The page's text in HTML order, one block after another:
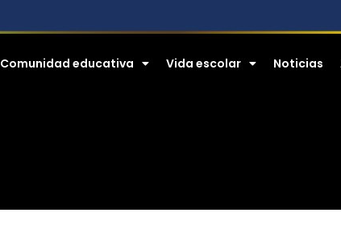
Comunidad educativa Vida escolar Noticias